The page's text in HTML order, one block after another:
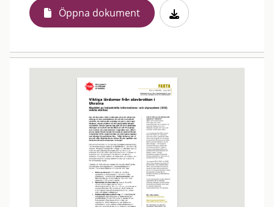
Öppna dokument